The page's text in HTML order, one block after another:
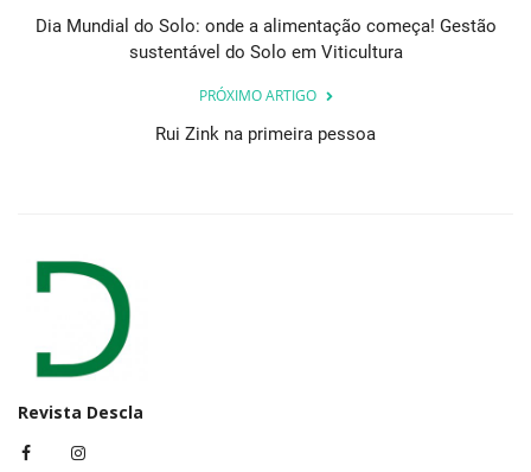
Dia Mundial do Solo: onde a alimentação começa! Gestão
sustentável do Solo em Viticultura
PRÓXIMO ARTIGO
Rui Zink na primeira pessoa
Revista Descla